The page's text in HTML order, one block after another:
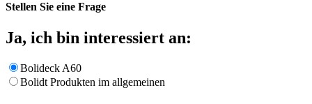
Stellen Sie eine Frage
Ja, ich bin interessiert an:
Bolideck A60
Bolidt Produkten im allgemeinen